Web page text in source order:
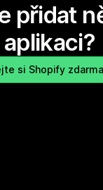
přidat
aplikaci?
si Shopify